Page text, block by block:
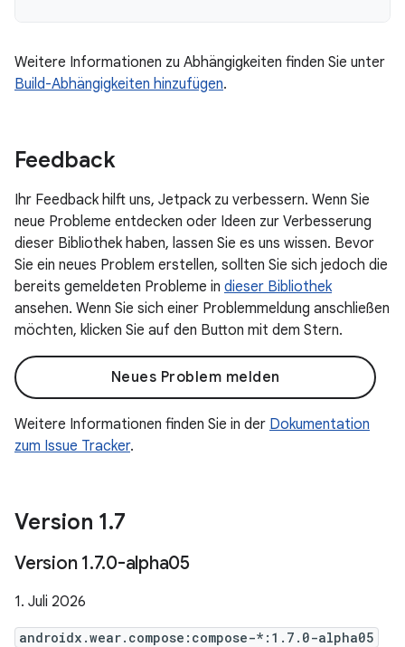
Weitere Informationen zu Abhängigkeiten finden Sie unter
Build-Abhängigkeiten hinzufügen.
Feedback
Ihr Feedback hilft uns, Jetpack zu verbessern. Wenn Sie
neue Probleme entdecken oder Ideen zur Verbesserung
dieser Bibliothek haben, lassen Sie es uns wissen. Bevor
Sie ein neues Problem erstellen, sollten Sie sich jedoch die
bereits gemeldeten Probleme in dieser Bibliothek
ansehen. Wenn Sie sich einer Problemmeldung anschließen
möchten, klicken Sie auf den Button mit dem Stern.
Neues Problem melden
Weitere Informationen finden Sie in der Dokumentation
zum Issue Tracker.
Version 1.7
Version 1.7.0-alpha05
1. Juli 2026
androidx.wear.compose:compose-*:1.7.0-alpha05